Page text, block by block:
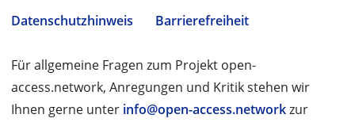
Datenschutzhinweis
Barrierefreiheit
Für allgemeine Fragen zum Projekt open-
access.network, Anregungen und Kritik stehen wir
Ihnen gerne unter info@open-access.networkzur